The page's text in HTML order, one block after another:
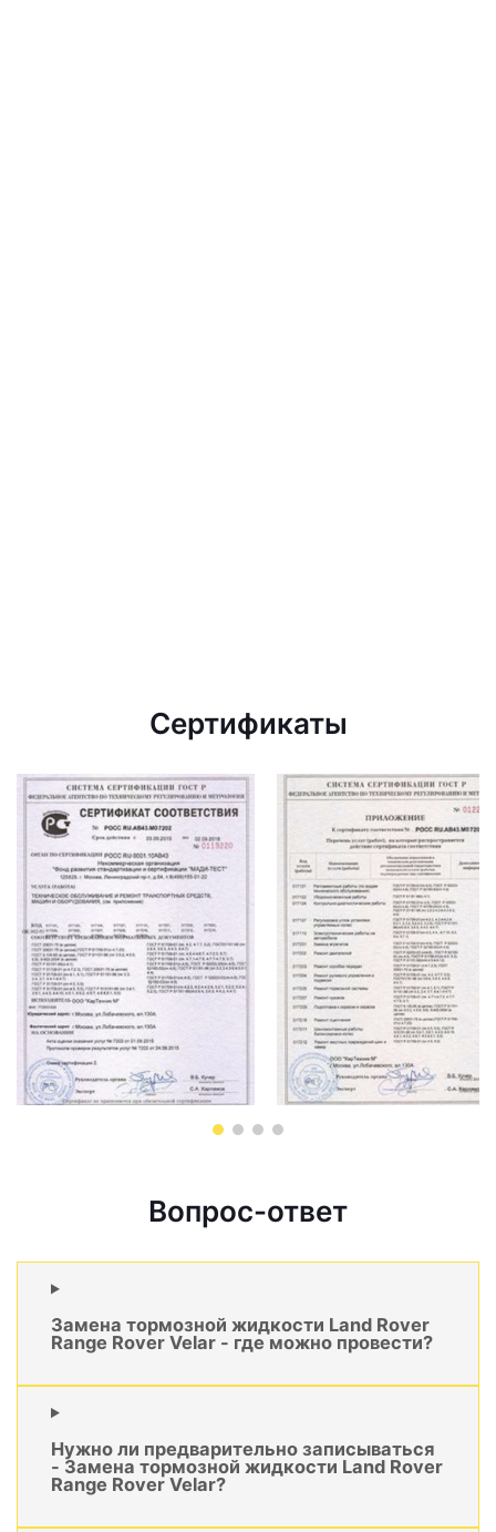
Сертификаты
Вопрос-ответ
Замена тормозной жидкости Land Rover
Range Rover Velar - где можно провести?
Нужно ли предварительно записываться
- Замена тормозной жидкости Land Rover
Range Rover Velar?